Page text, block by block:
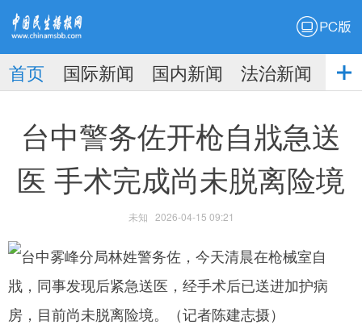
播
报
首页 国际新闻 国内新闻 法治新闻
社
台中警务佐开枪自戕急送
医 手术完成尚未脱离险境
未知 2026-04-15 09:21